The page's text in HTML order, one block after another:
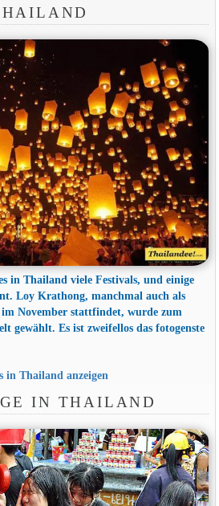
in Thailand viele Festivals, und einige
Loy Krathong, manchmal auch als
November stattfindet, wurde zum
gewählt. Es ist zweifellos das fotogenste
in Thailand anzeigen
IN THAILAND